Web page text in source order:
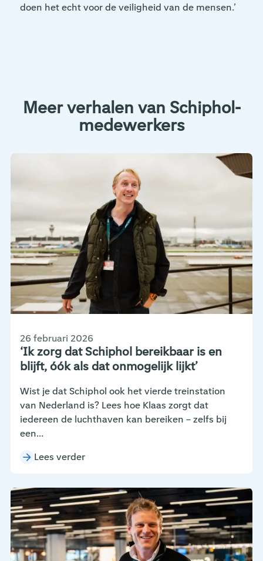
doen het echt voor de veiligheid van de mensen.’
Meer verhalen van Schiphol-
medewerkers
‘Ik zorg dat Schiphol bereikbaar is en
blijft, óók als dat onmogelijk lijkt’
26 februari 2026
Wist je dat Schiphol ook het vierde treinstation
van Nederland is? Lees hoe Klaas zorgt dat
iedereen de luchthaven kan bereiken – zelfs bij
een...
Lees verder